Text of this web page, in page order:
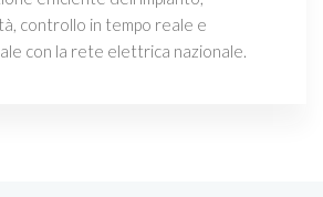
controllo in tempo reale e
con la rete elettrica nazionale.